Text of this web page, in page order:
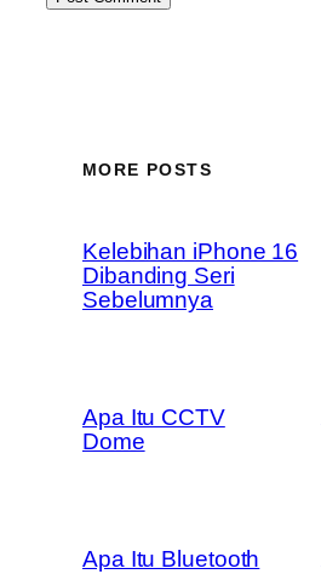
MORE POSTS
Kelebihan iPhone 16
Dibanding Seri
Sebelumnya
Apa Itu CCTV
Dome
Apa Itu Bluetooth